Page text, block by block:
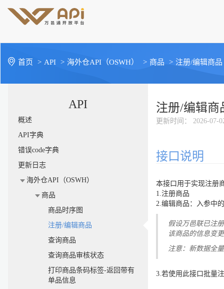
首页 > API > 海外仓API（OSWH） > 商品 > 注册/编辑商品
API
概述
API字典
错误code字典
更新日志
海外仓API（OSWH）
商品
商品时序图
注册/编辑商品
查询商品
查询商品审核状态
打印商品条码标签-返回带有
单品信息
注册/编辑商
更新时间 ： 2026-07-
接口说明
本接口用于实现注册
1.注册商品
2.编辑商品：入参中
假设万邑联已注
该商品的信息变
注意：新数据全
3.若使用此接口批量